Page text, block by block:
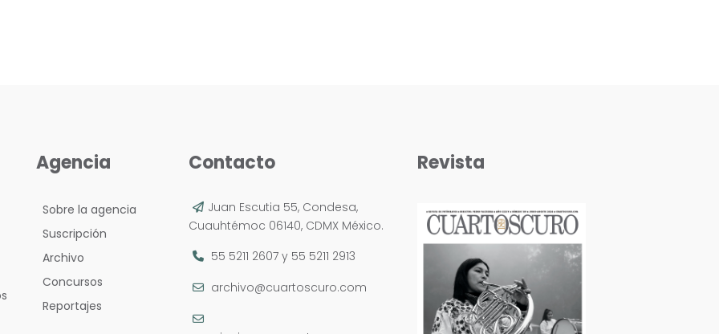
Agencia
Sobre la agencia
Suscripción
Archivo
Concursos
Reportajes
Contacto
Juan Escutia 55, Condesa,
Cuauhtémoc 06140, CDMX México.
55 5211 2607y 55 5211 2913
archivo@cuartoscuro.com
Revista